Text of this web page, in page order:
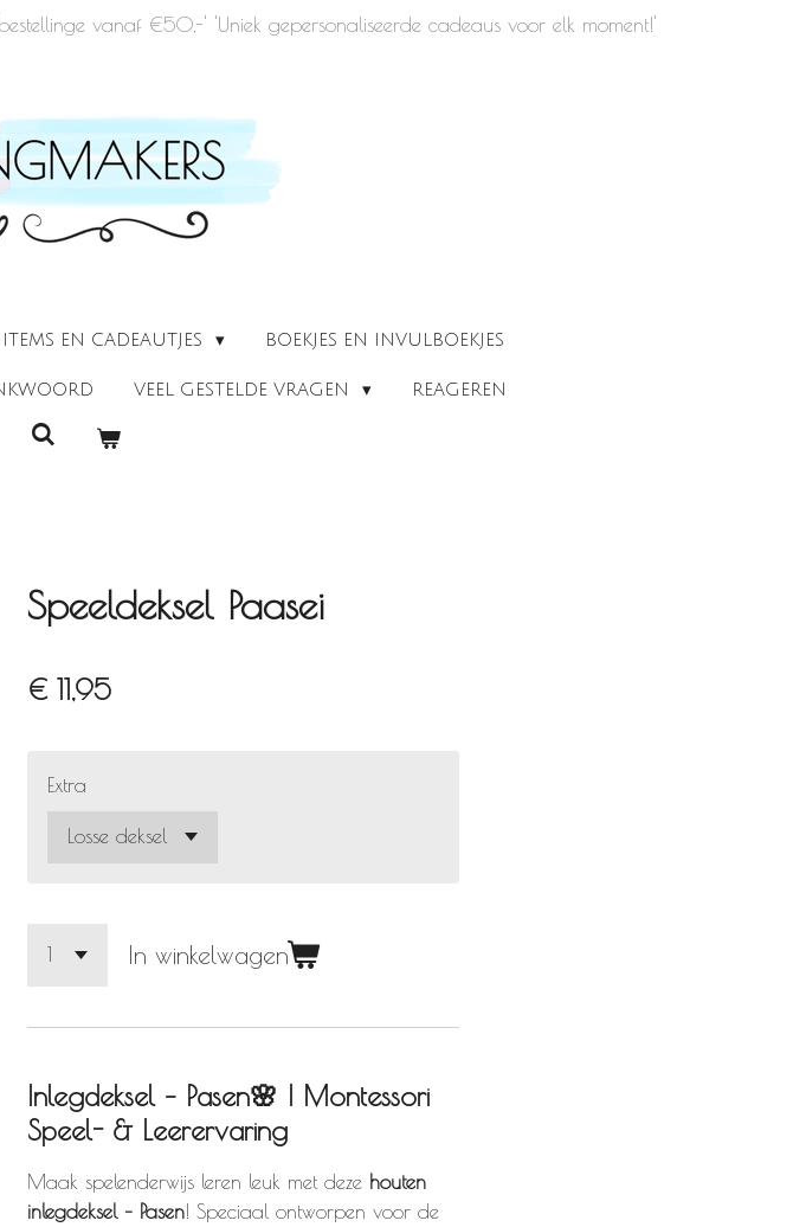
vanaf €50,-' 'Uniek gepersonaliseerde cadeaus voor elk moment!'
EN CADEAUTJES BOEKJES EN INVULBOEKJES
VEEL GESTELDE VRAGEN REAGEREN
Speeldeksel Paasei
€ 11,95
Extra
In winkelwagen
Inlegdeksel – Pasen🌸 |
Montessori
Speel- & Leerervaring
Maak spelenderwijs leren leuk met deze houten
inlegdeksel – Pasen! Speciaal ontworpen voor de